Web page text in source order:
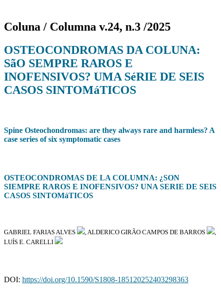
Coluna / Columna v.24, n.3 /2025
OSTEOCONDROMAS DA COLUNA:
SãO SEMPRE RAROS E
INOFENSIVOS? UMA SéRIE DE SEIS
CASOS SINTOMáTICOS
Spine Osteochondromas: are they always rare and harmless? A
case series of six symptomatic cases
OSTEOCONDROMAS DE LA COLUMNA: ¿SON
SIEMPRE RAROS E INOFENSIVOS? UNA SERIE DE SEIS
CASOS SINTOMáTICOS
GABRIEL FARIAS ALVES , ALDERICO GIRÃO CAMPOS DE BARROS
LUÍS E. CARELLI
DOI: https://doi.org/10.1590/S1808-185120252403298363